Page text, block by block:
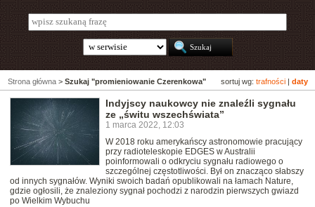
sortuj wg: trafności daty
Strona główna > Szukaj "promieniowanie Czerenkowa"
Indyjscy naukowcy nie znaleźli sygnału
ze „świtu wszechświata”
1 marca 2022, 12:03
W 2018 roku amerykańscy astronomowie pracujący
przy radioteleskopie EDGES w Australii
poinformowali o odkryciu sygnału radiowego o
szczególnej częstotliwości. Był on znacząco słabszy
od innych sygnałów. Wyniki swoich badań opublikowali na łamach Nature,
gdzie ogłosili, że znaleziony sygnał pochodzi z narodzin pierwszych gwiazd
po Wielkim Wybuchu